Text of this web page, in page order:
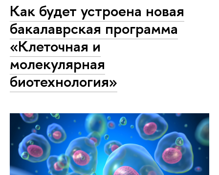
Как будет устроена новая
бакалаврская программа
«Клеточная и
молекулярная
биотехнология»